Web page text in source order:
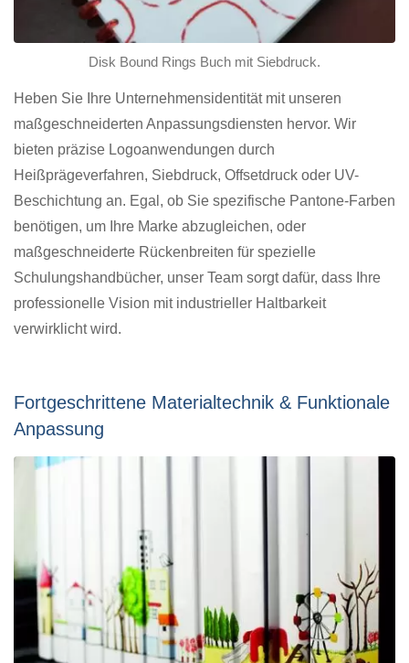
Disk Bound Rings Buch mit Siebdruck.
Heben Sie Ihre Unternehmensidentität mit unseren
maßgeschneiderten Anpassungsdiensten hervor. Wir
bieten präzise Logoanwendungen durch
Heißprägeverfahren, Siebdruck, Offsetdruck oder UV-
Beschichtung an. Egal, ob Sie spezifische Pantone-Farben
benötigen, um Ihre Marke abzugleichen, oder
maßgeschneiderte Rückenbreiten für spezielle
Schulungshandbücher, unser Team sorgt dafür, dass Ihre
professionelle Vision mit industrieller Haltbarkeit
verwirklicht wird.
Fortgeschrittene Materialtechnik & Funktionale
Anpassung